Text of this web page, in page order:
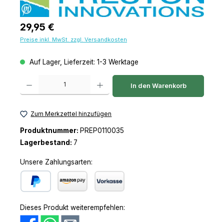
Regulärer Preis:
29,95 €
Preise inkl. MwSt. zzgl. Versandkosten
Auf Lager, Lieferzeit: 1-3 Werktage
Produkt Anzahl: Gib den gewünschten Wert ein oder benutze die
In den Warenkorb
Zum Merkzettel hinzufügen
Produktnummer: PREP0110035
Lagerbestand: 7
Unsere Zahlungsarten:
Dieses Produkt weiterempfehlen: